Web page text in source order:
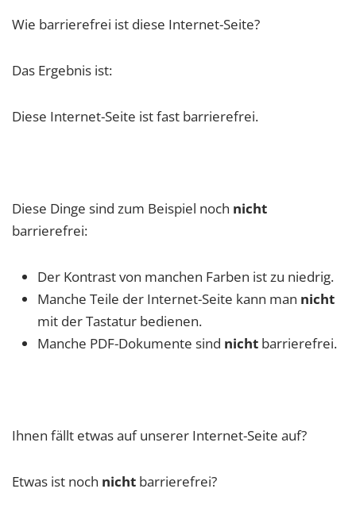
Wie barrierefrei ist diese Internet-Seite?
Das Ergebnis ist:
Diese Internet-Seite ist fast barrierefrei.
Diese Dinge sind zum Beispiel noch nicht
barrierefrei:
Der Kontrast von manchen Farben ist zu niedrig.
Manche Teile der Internet-Seite kann man nicht
mit der Tastatur bedienen.
Manche PDF-Dokumente sind nicht barrierefrei.
Ihnen fällt etwas auf unserer Internet-Seite auf?
Etwas ist noch nicht barrierefrei?